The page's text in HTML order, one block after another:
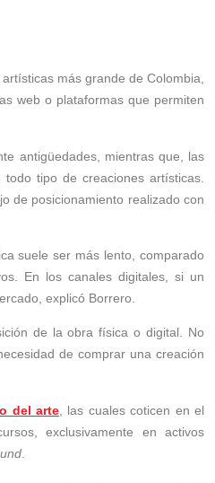
más grande de Colombia,
web o plataformas que permiten
antigüedades, mientras que, las
tipo de creaciones artísticas.
de posicionamiento realizado con
suele ser más lento, comparado
En los canales digitales, si un
explicó Borrero.
de la obra física o digital. No
de comprar una creación
del arte , las cuales coticen en el
exclusivamente en activos